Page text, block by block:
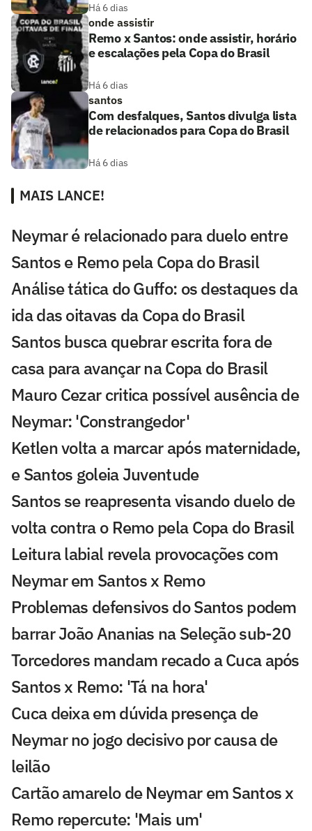
Há 6 dias
onde assistir
Remo x Santos: onde assistir, horário
e escalações pela Copa do Brasil
Há 6 dias
santos
Com desfalques, Santos divulga lista
de relacionados para Copa do Brasil
Há 6 dias
MAIS LANCE!
Neymar é relacionado para duelo entre
Santos e Remo pela Copa do Brasil
Análise tática do Guffo: os destaques da
ida das oitavas da Copa do Brasil
Santos busca quebrar escrita fora de
casa para avançar na Copa do Brasil
Mauro Cezar critica possível ausência de
Neymar: 'Constrangedor'
Ketlen volta a marcar após maternidade,
e Santos goleia Juventude
Santos se reapresenta visando duelo de
volta contra o Remo pela Copa do Brasil
Leitura labial revela provocações com
Neymar em Santos x Remo
Problemas defensivos do Santos podem
barrar João Ananias na Seleção sub-20
Torcedores mandam recado a Cuca após
Santos x Remo: 'Tá na hora'
Cuca deixa em dúvida presença de
Neymar no jogo decisivo por causa de
leilão
Cartão amarelo de Neymar em Santos x
Remo repercute: 'Mais um'